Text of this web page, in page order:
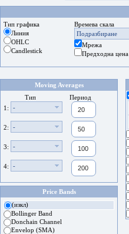
Тип графика
Линия
OHLC
Candlestick
Времева скала
Подразбиране
Мрежа
Предходна цена
Moving Averages
Тип
Период
1:
-
2: -
3: -
4: -
Price Bands
(изкл)
Bollinger Band
Donchain Channel
Envelop (SMA)